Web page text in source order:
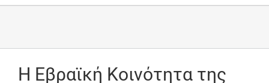
Η Εβραϊκή Κοινότητα της